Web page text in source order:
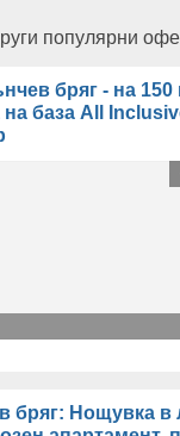
популярни
бряг - на 150
база All
бряг: Нощувка в